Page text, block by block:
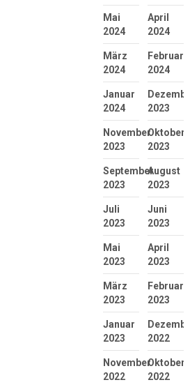
Mai
2024
April
2024
März
2024
Februar
2024
Januar
2024
2023
November
2023
Oktober
2023
September
2023
August
2023
Juli
2023
Juni
2023
Mai
2023
April
2023
März
2023
Februar
2023
Januar
2023
2022
November
2022
Oktober
2022